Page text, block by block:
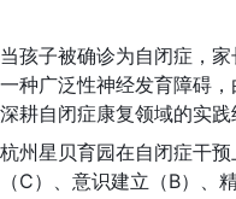
当孩子被确诊为自闭症，
一种广泛性神经发育障碍
深耕自闭症康复领域的实
杭州星贝育园在自闭症干
（C）、意识建立（B）